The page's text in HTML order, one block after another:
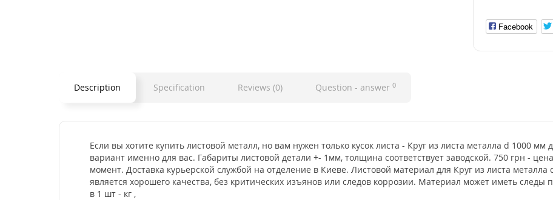
Facebook
Description Specification Reviews (0) Question - answer 0
Если вы хотите купить листовой металл, но вам нужен только кусок листа - Круг из листа металла d 1000
вариант именно для вас. Габариты листовой детали +- 1мм, толщина соответствует заводской. 750 грн -
момент. Доставка курьерской службой на отделение в Киеве. Листовой материал для Круг из листа
является хорошего качества, без критических изъянов или следов коррозии. Материал может иметь
в 1 шт - кг ,